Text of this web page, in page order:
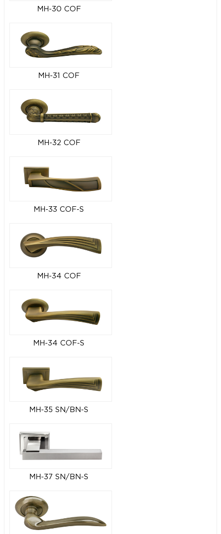
MH-30 COF
MH-31 COF
MH-32 COF
MH-33 COF-S
MH-34 COF
MH-34 COF-S
MH-35 SN/BN-S
MH-37 SN/BN-S